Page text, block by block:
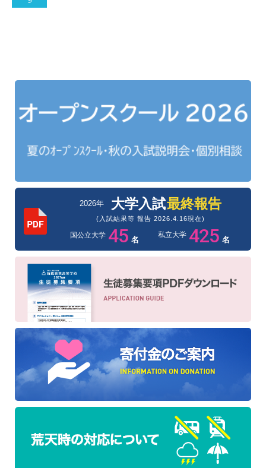
2026年 大学入試最終報告
(入試結果等 報告 2026.4.16現在)
国公立大学 45 名
私立大学 425 名